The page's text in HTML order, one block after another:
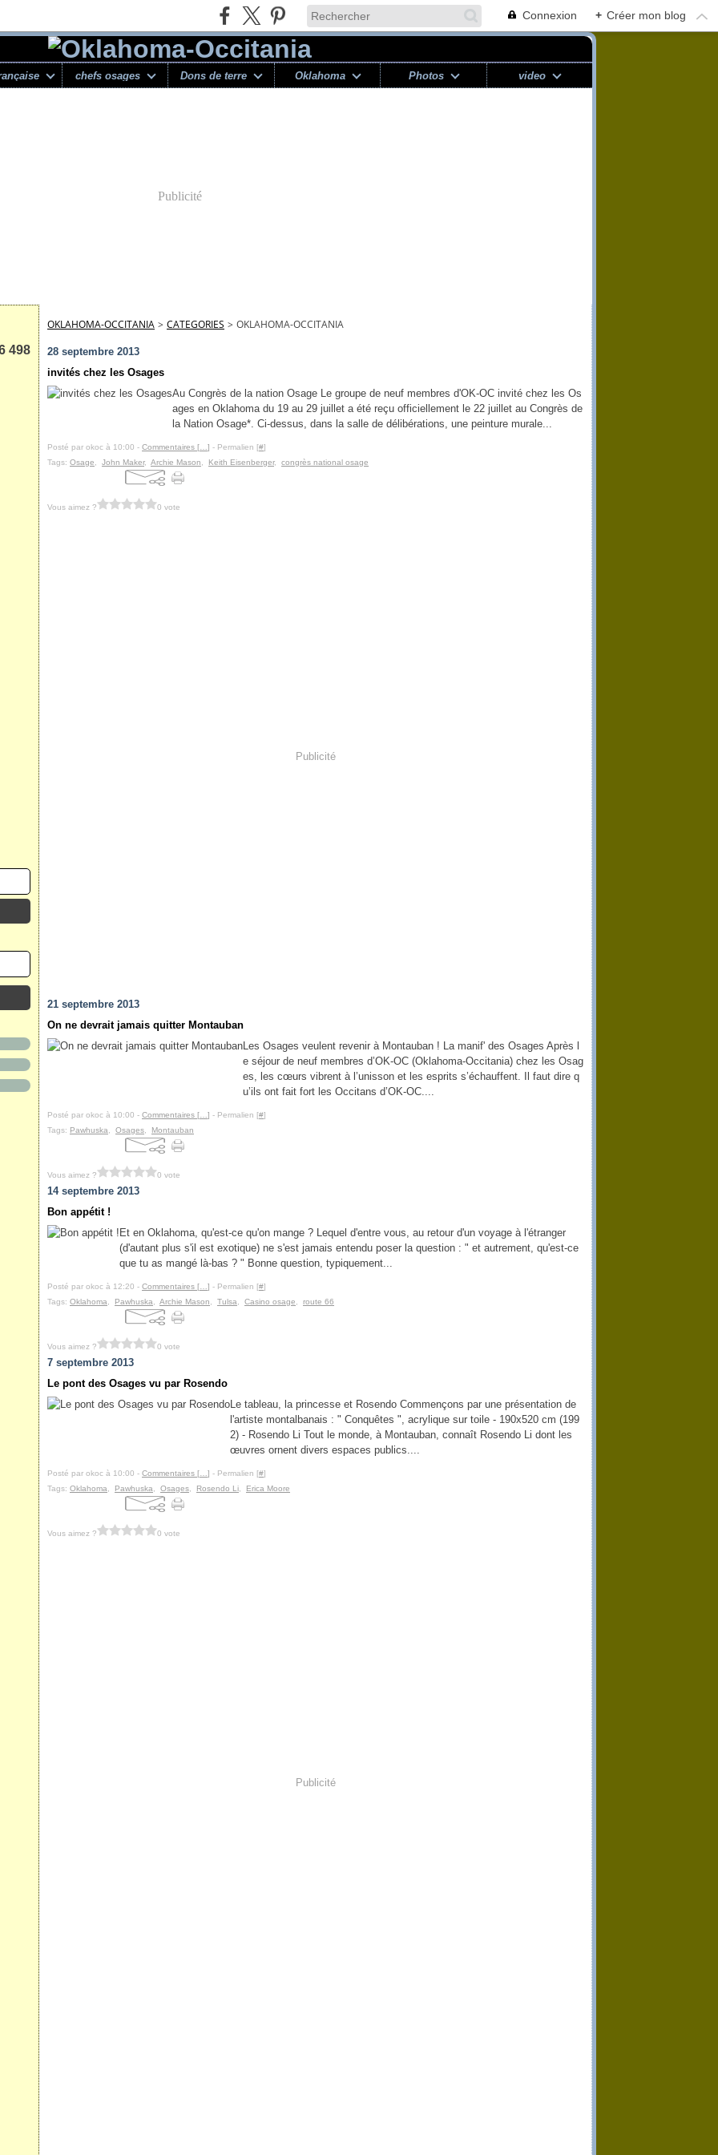
Connexion + Créer mon blog
chefs osages Dons de terre Oklahoma Photos video
Publicité
498
OKLAHOMA-OCCITANIA > CATEGORIES > OKLAHOMA-OCCITANIA
28 septembre 2013
invités chez les Osages
Au Congrès de la nation Osage Le groupe de neuf membres d'OK-OC invité chez les Os
ages en Oklahoma du 19 au 29 juillet a été reçu officiellement le 22 juillet au Congrès de
la Nation Osage*. Ci-dessus, dans la salle de délibérations, une peinture murale...
Posté par okoc à 10:00 - Commentaires [ ] - Permalien [#]
Tags: Osage John Maker, Archie Mason Keith Eisenberger, congrès national osage
Vous aimez ? 0 vote
Publicité
21 septembre 2013
On ne devrait jamais quitter Montauban
Les Osages veulent revenir à Montauban ! La manif' des Osages Après l
e séjour de neuf membres d’OK-OC (Oklahoma-Occitania) chez les Osag
es, les cœurs vibrent à l’unisson et les esprits s’échauffent. Il faut dire q
u’ils ont fait fort les Occitans d’OK-OC....
Posté par okoc à 10:00 - Commentaires [ ] - Permalien [#]
Tags: Pawhuska Osages Montauban
Vous aimez ? 0 vote
14 septembre 2013
Bon appétit !
Et en Oklahoma, qu'est-ce qu'on mange ? Lequel d'entre vous, au retour d'un voyage à l'étranger
(d'autant plus s'il est exotique) ne s'est jamais entendu poser la question : " et autrement, qu'est-ce
que tu as mangé là-bas ? " Bonne question, typiquement...
Posté par okoc à 12:20 - Commentaires [ ] - Permalien [#]
Tags: Oklahoma Pawhuska Archie Mason Tulsa Casino osage route 66
Vous aimez ? 0 vote
7 septembre 2013
Le pont des Osages vu par Rosendo
Le tableau, la princesse et Rosendo Commençons par une présentation de
l'artiste montalbanais : " Conquêtes ", acrylique sur toile - 190x520 cm (199
2) - Rosendo Li Tout le monde, à Montauban, connaît Rosendo Li dont les
œuvres ornent divers espaces publics....
Posté par okoc à 10:00 - Commentaires [ ] - Permalien [#]
Tags: Oklahoma Pawhuska Osages Rosendo Li Erica Moore
Vous aimez ? 0 vote
Publicité